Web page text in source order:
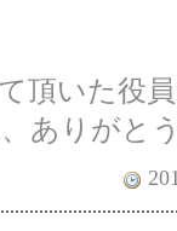
頂いた役
ありがと